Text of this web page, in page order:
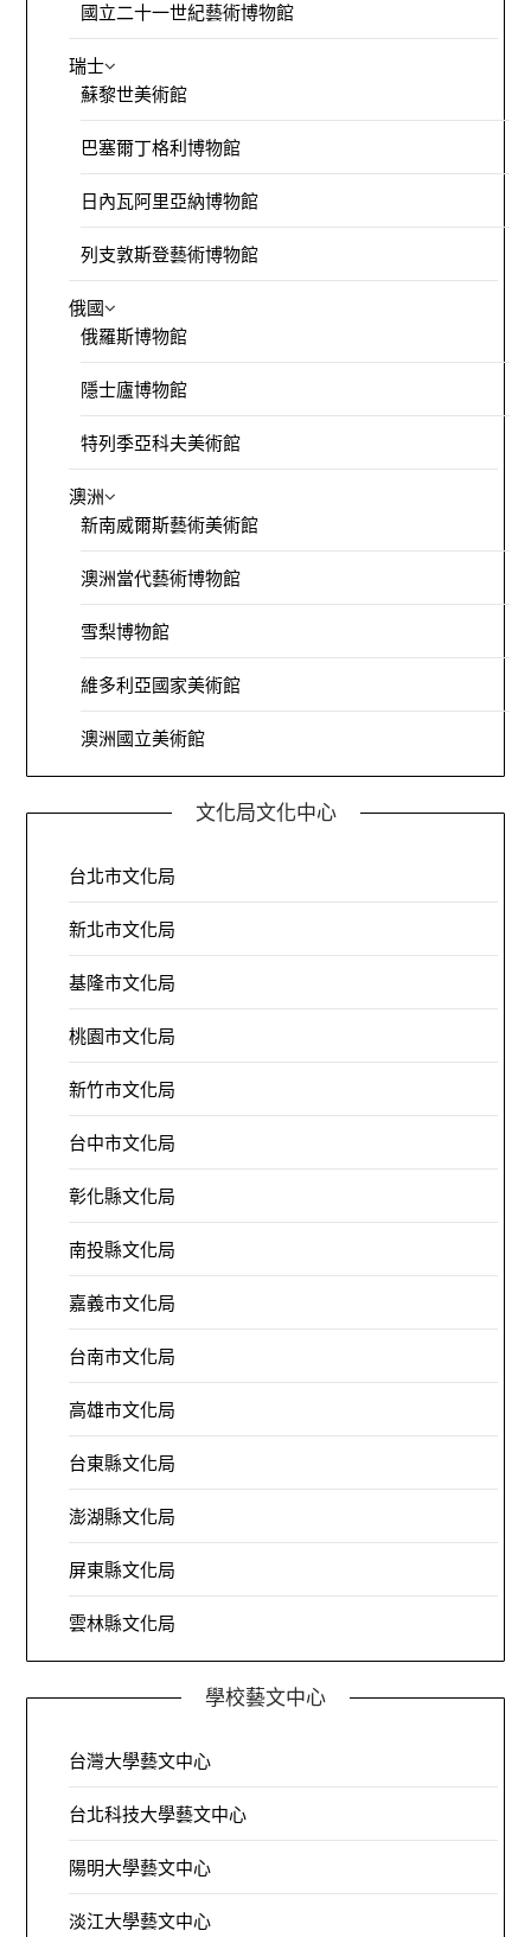
國立二十一世紀藝術博物館
瑞士
蘇黎世美術館
巴塞爾丁格利博物館
日內瓦阿里亞納博物館
列支敦斯登藝術博物館
俄國
俄羅斯博物館
隱士廬博物館
特列季亞科夫美術館
澳洲
新南威爾斯藝術美術館
澳洲當代藝術博物館
雪梨博物館
維多利亞國家美術館
澳洲國立美術館
文化局文化中心
台北市文化局
新北市文化局
基隆市文化局
桃園市文化局
新竹市文化局
台中市文化局
彰化縣文化局
南投縣文化局
嘉義市文化局
台南市文化局
高雄市文化局
台東縣文化局
澎湖縣文化局
屏東縣文化局
雲林縣文化局
學校藝文中心
台灣大學藝文中心
台北科技大學藝文中心
陽明大學藝文中心
淡江大學藝文中心